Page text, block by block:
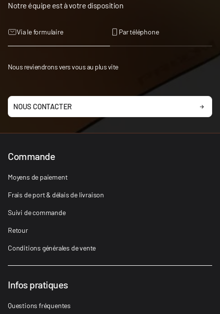
Notre équipe est à votre disposition
Via le formulaire Par téléphone
Nous reviendrons vers vous au plus vite
NOUS CONTACTER
Commande
Moyens de paiement
Frais de port & délais de livraison
Suivi de commande
Retour
Conditions générales de vente
Infos pratiques
Questions fréquentes